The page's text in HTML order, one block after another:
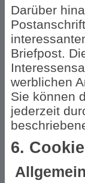
Darüber
Briefpost.
werblichen
Sie können
jederzeit
6.